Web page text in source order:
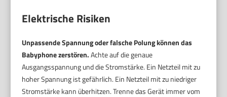
Elektrische Risiken
Unpassende Spannung oder falsche Polung können das
Babyphone zerstören.Achte auf die genaue
Ausgangsspannung und die Stromstärke. Ein Netzteil mit zu
hoher Spannung ist gefährlich. Ein Netzteil mit zu niedriger
Stromstärke kann überhitzen. Trenne das Gerät immer vom